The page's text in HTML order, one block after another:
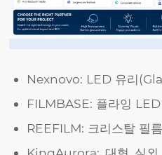
Nexnovo: LED 유리
FILMBASE: 플라잉
REEFILM: 크리스탈 필